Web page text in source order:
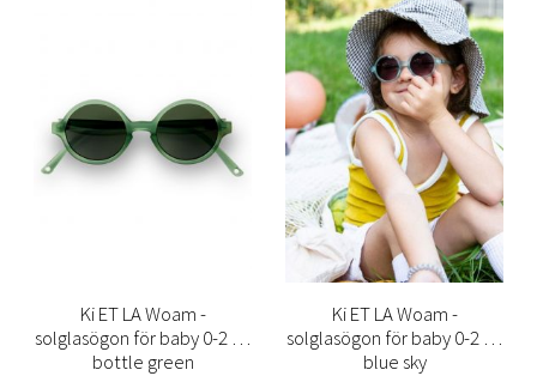
Ki ET LA Woam -
solglasögon för baby 0-2 år,
bottle green
Ki ET LA Woam -
solglasögon för baby 0-2 år,
blue sky